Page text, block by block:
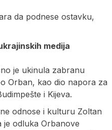
da podnese ostavku,
medija
je ukinula zabranu
Orban, kao dio napora za
i Kijeva.
odnose i kulturu Zoltan
je odluka Orbanove